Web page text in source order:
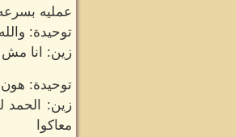
عمليه
توحيدة:
زين: انا
توحيدة:
زين: الحمد
معاكوا